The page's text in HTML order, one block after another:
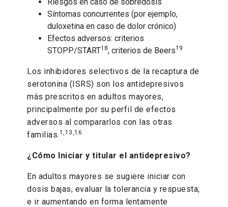
Síntomas concurrentes (por ejemplo,
duloxetina en caso de dolor crónico)
Efectos adversos: criterios
STOPP/START18, criterios de Beers19
Los inhibidores selectivos de la recaptura de
serotonina (ISRS) son los antidepresivos
más prescritos en adultos mayores,
principalmente por su perfil de efectos
adversos al compararlos con las otras
familias. 1,13,16
¿Cómo Iniciar y titular el antidepresivo?
En adultos mayores se sugiere iniciar con
dosis bajas, evaluar la tolerancia y respuesta,
e ir aumentando en forma lentamente